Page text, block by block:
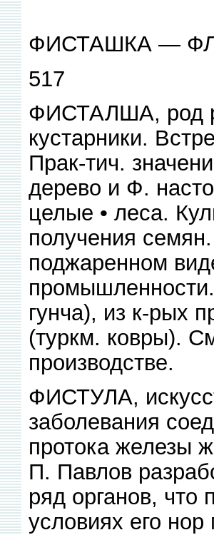
ФИСТАШКА —
517
ФИСТАЛША, род
кустарники.
Прак-тич.
дерево и Ф.
целые • леса.
получения
поджаренном
гунча), из к-рых
(туркм. ковры).
производстве.
ФИСТУЛА,
заболевания
протока железы
П. Павлов
ряд органов, что
условиях его